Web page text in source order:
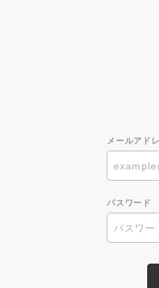
メールアド
パスワード